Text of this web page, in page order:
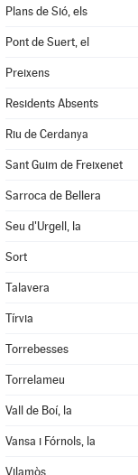
Plans de Sió, els
Pont de Suert, el
Preixens
Residents Absents
Riu de Cerdanya
Sant Guim de Freixenet
Sarroca de Bellera
Seu d'Urgell, la
Sort
Talavera
Tírvia
Torrebesses
Torrelameu
Vall de Boí, la
Vansa i Fórnols, la
Vilamòs